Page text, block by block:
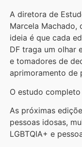
A diretora de
Marcela Machado,
ideia é que cada
DF traga um olhar
e tomadores de
aprimoramento de
O estudo
As próximas
pessoas idosas,
LGBTQIA+ e